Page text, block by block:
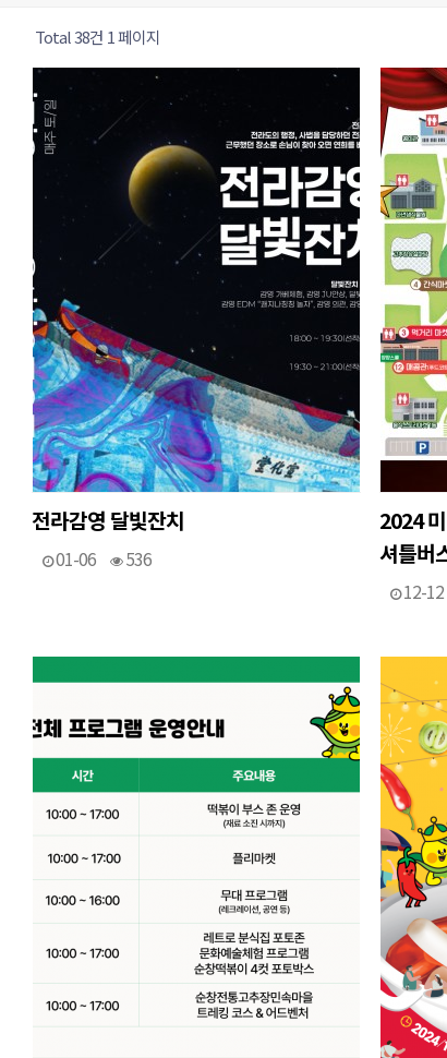
Total 38건 1 페이지
전라감영 달빛잔치
01-06 536
2024
셔틀버
12-12